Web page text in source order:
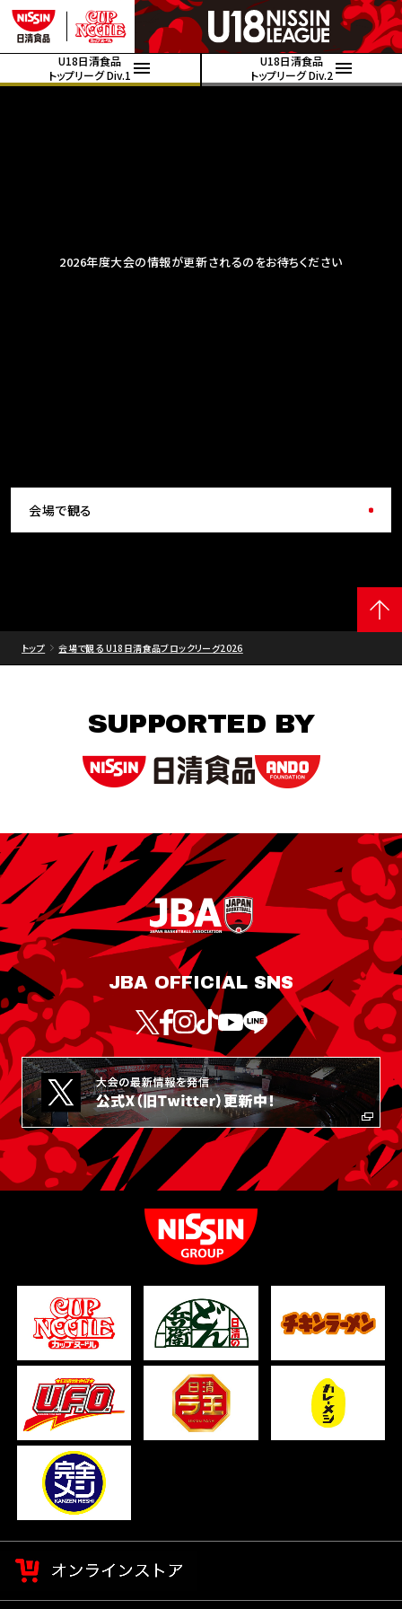
U18日清食品
トップリーグ Div.1
U18日清食品
トップリーグ Div.2
2026年度大会の情報が更新されるのをお待ちください
会場で観る
トップ 会場で観る U18日清食品ブロックリーグ2026
SUPPORTED BY
JBA OFFICIAL SNS